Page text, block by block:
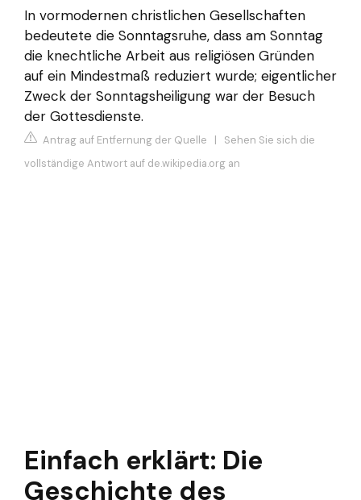
In vormodernen christlichen Gesellschaften
bedeutete die Sonntagsruhe, dass am Sonntag
die knechtliche Arbeit aus religiösen Gründen
auf ein Mindestmaß reduziert wurde; eigentlicher
Zweck der Sonntagsheiligung war der Besuch
der Gottesdienste.
Antrag auf Entfernung der Quelle | Sehen Sie sich die
vollständige Antwort auf de.wikipedia.org an
Einfach erklärt: Die
Geschichte des